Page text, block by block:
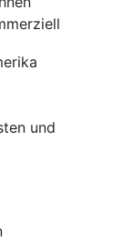
und